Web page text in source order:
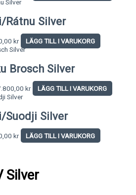
Rátnu Silver
kr LÄGG TILL I VARUKORG
Brosch Silver
kr LÄGG TILL I VARUKORG
Suodji Silver
kr LÄGG TILL I VARUKORG
Silver